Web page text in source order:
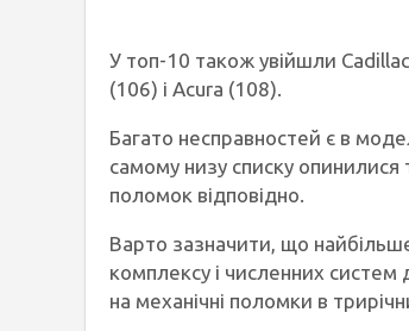
У топ-10 також увійшли
(106) і Acura (108).
Багато несправностей є в
самому низу списку опинилися
поломок відповідно.
Варто зазначити, що
комплексу і численних
на механічні поломки в